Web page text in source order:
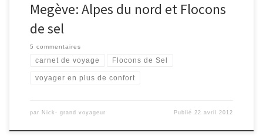
Megève: Alpes du nord et Flocons
de sel
5 commentaires
carnet de voyage Flocons de Sel
voyager en plus de confort
par Nick- grand voyageur Publié 22 avril 2012